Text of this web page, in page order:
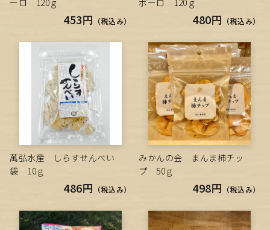
ーロ 120ｇ
453円 （税込み）
ボーロ 120ｇ
480円 （税込み）
萬弘水産 しらすせんべい
袋 10ｇ
486円 （税込み）
みかんの会 まんま柿チッ
プ 50ｇ
498円 （税込み）